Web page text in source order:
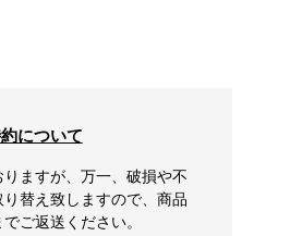
について
ますが、万一、破損や不
替え致しますので、商品
ご返送ください。